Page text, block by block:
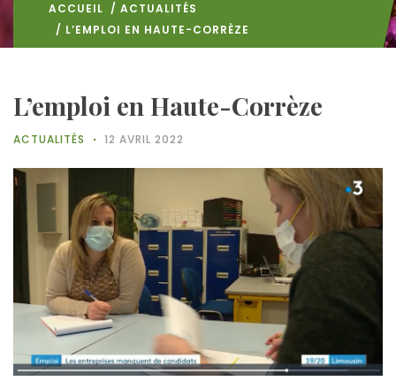
ACCUEIL / ACTUALITÉS
/ L’EMPLOI EN HAUTE-CORRÈZE
L’emploi en Haute-Corrèze
ACTUALITÉS 12 AVRIL 2022